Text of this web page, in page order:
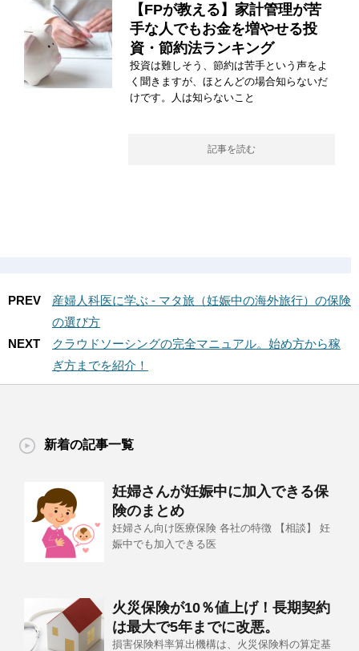
【FPが教える】家計管理が苦
手な人でもお金を増やせる投
資・節約法ランキング
投資は難しそう、節約は苦手という声をよ
く聞きますが、ほとんどの場合知らないだ
けです。人は知らないこと
記事を読む
PREV
産婦人科医に学ぶ - マタ旅（妊娠中の海外旅行）の保険
の選び方
NEXT
クラウドソーシングの完全マニュアル。始め方から稼
ぎ方までを紹介！
新着の記事一覧
妊婦さんが妊娠中に加入できる保
険のまとめ
妊婦さん向け医療保険 各社の特徴 【相談】 妊
娠中でも加入できる医
火災保険が10％値上げ！長期契約
は最大で5年までに改悪。
損害保険料率算出機構は、火災保険料の算定基